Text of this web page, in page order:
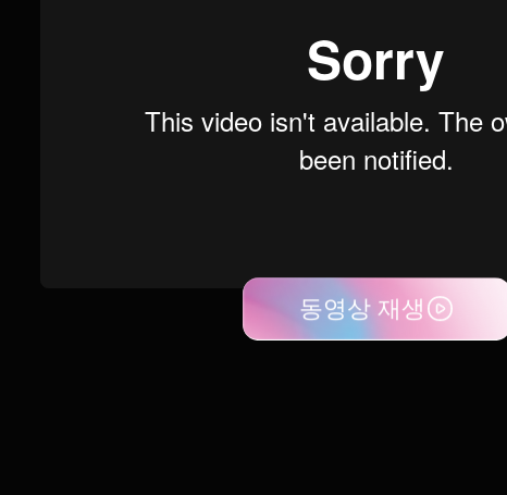
동영상 재생